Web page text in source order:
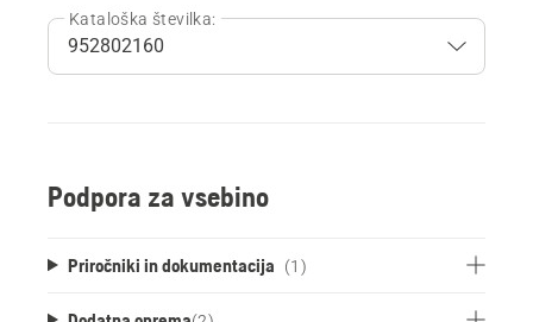
Kataloška številka:
Podpora za vsebino
Priročniki in dokumentacija (1)